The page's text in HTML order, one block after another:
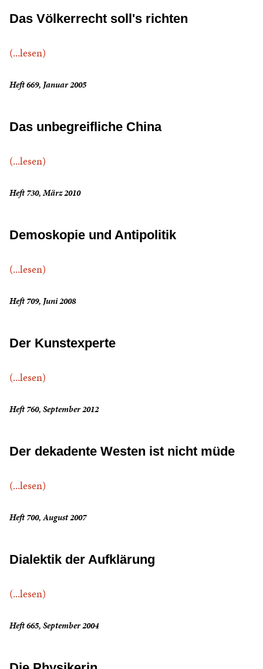
Das Völkerrecht soll's richten
(...lesen)
Heft 669, Januar 2005
Das unbegreifliche China
(...lesen)
Heft 730, März 2010
Demoskopie und Antipolitik
(...lesen)
Heft 709, Juni 2008
Der Kunstexperte
(...lesen)
Heft 760, September 2012
Der dekadente Westen ist nicht müde
(...lesen)
Heft 700, August 2007
Dialektik der Aufklärung
(...lesen)
Heft 665, September 2004